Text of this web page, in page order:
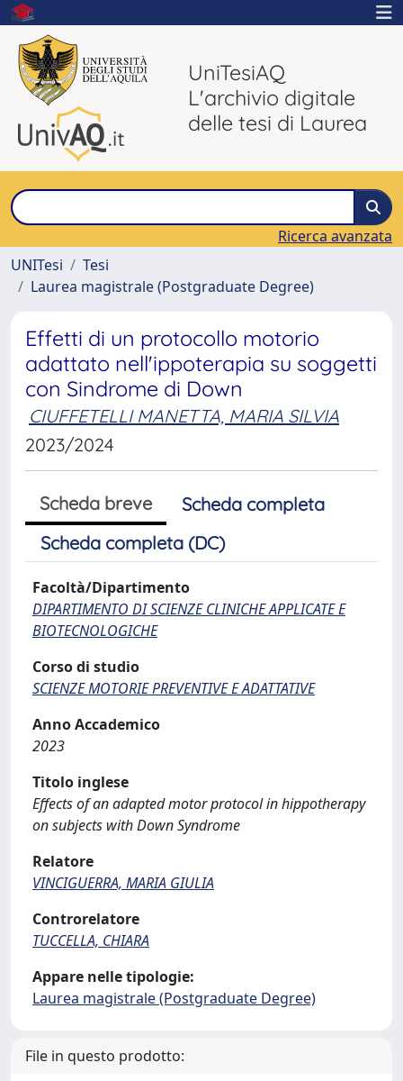
UniTesiAQ
L'archivio digitale
delle tesi di Laurea
Ricerca avanzata
UNITesi
Tesi
Laurea magistrale (Postgraduate Degree)
Effetti di un protocollo motorio
adattato nell'ippoterapia su soggetti
con Sindrome di Down
CIUFFETELLI MANETTA, MARIA SILVIA
2023/2024
Scheda breve
Scheda completa
Scheda completa (DC)
Facoltà/Dipartimento
DIPARTIMENTO DI SCIENZE CLINICHE APPLICATE E
BIOTECNOLOGICHE
Corso di studio
SCIENZE MOTORIE PREVENTIVE E ADATTATIVE
Anno Accademico
2023
Titolo inglese
Effects of an adapted motor protocol in hippotherapy
on subjects with Down Syndrome
Relatore
VINCIGUERRA, MARIA GIULIA
Controrelatore
TUCCELLA, CHIARA
Appare nelle tipologie:
Laurea magistrale (Postgraduate Degree)
File in questo prodotto: